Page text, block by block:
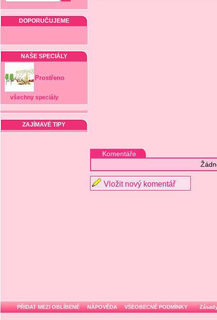
DOPORUČUJEME
NAŠE SPECIÁLY
Prostřeno
všechny speciály
ZAJÍMAVÉ TIPY
Komentáře
Vložit nový komentář
PŘIDAT MEZI OBLÍBENÉ NÁPOVĚDA VŠEOBECNÉ PODMÍNKY